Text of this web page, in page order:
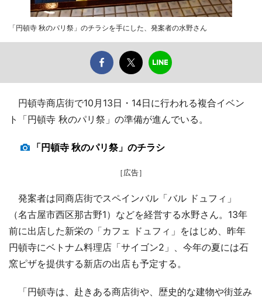
「円頓寺 秋のパリ祭」のチラシを手にした、発案者の水野さん
円頓寺商店街で10月13日・14日に行われる複合イベン
ト「円頓寺 秋のパリ祭」の準備が進んでいる。
「円頓寺 秋のパリ祭」のチラシ
［広告］
発案者は同商店街でスペインバル「バル ドュフィ」
（名古屋市西区那古野1）などを経営する水野さん。13年
前に出店した新栄の「カフェ ドュフィ」をはじめ、昨年
円頓寺にベトナム料理店「サイゴン2」、今年の夏には石
窯ピザを提供する新店の出店も予定する。
「円頓寺は、赴きある商店街や、歴史的な建物や街並み